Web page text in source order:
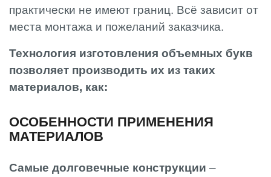
практически не имеют границ. Всё зависит от
места монтажа и пожеланий заказчика.
Технология изготовления объемных букв
позволяет производить их из таких
материалов, как:
ОСОБЕННОСТИ ПРИМЕНЕНИЯ
МАТЕРИАЛОВ
Самые долговечные конструкции –